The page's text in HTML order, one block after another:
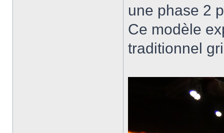
une phase 2
Ce modèle
traditionnel